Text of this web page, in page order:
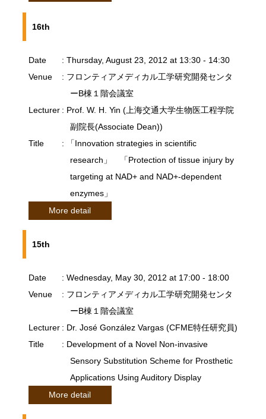
16th
Date
: Thursday, August 23, 2012 at 13:30 - 14:30
Venue
: フロンティアメディカル工学研究開発センタ
ーB棟１階会議室
Lecturer : Prof. W. H. Yin (上海交通大学生物医工程学院
副院長(Associate Dean))
Title
: 「Innovation strategies in scientific
research」 「Protection of tissue injury by
targeting at NAD+ and NAD+-dependent
enzymes」
More detail
15th
Date
: Wednesday, May 30, 2012 at 17:00 - 18:00
Venue
: フロンティアメディカル工学研究開発センタ
ーB棟１階会議室
Lecturer : Dr. José González Vargas (CFME特任研究員)
Title
: Development of a Novel Non-invasive
Sensory Substitution Scheme for Prosthetic
Applications Using Auditory Display
More detail